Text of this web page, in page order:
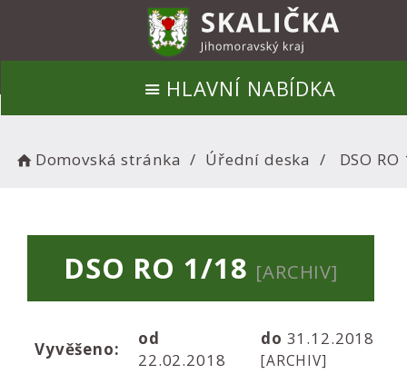
HLAVNÍ NABÍDKA
Domovská stránka Úřední deska DSO
DSO RO 1/18 [ARCHIV]
Vyvěšeno:
od
22.02.2018
do 31.12.2018
[ARCHIV]